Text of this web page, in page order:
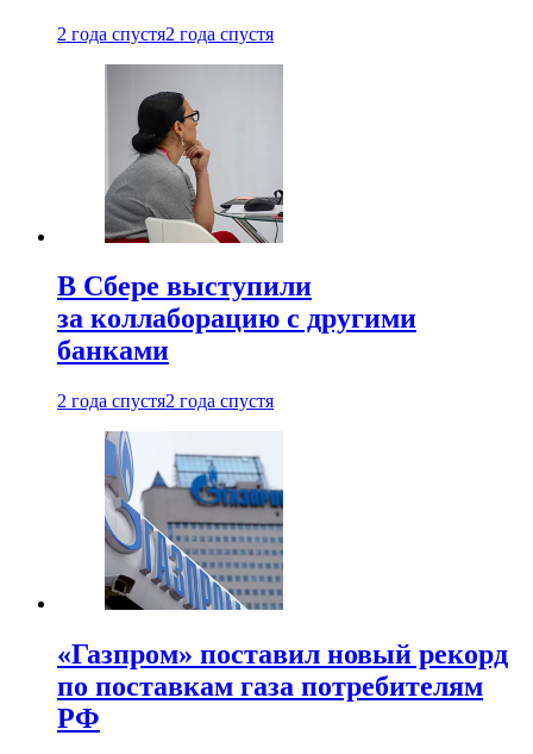
2 года спустя2 года спустя
В Сбере выступили
за коллаборацию с другими
банками
2 года спустя2 года спустя
«Газпром» поставил новый рекорд
по поставкам газа потребителям
РФ